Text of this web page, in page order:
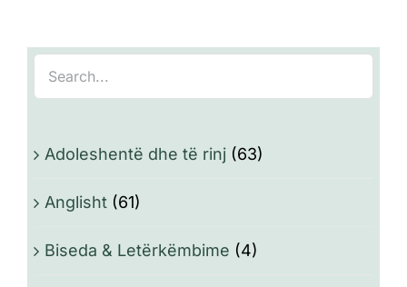
Adoleshentë dhe të rinj (63)
Anglisht (61)
Biseda & Letërkëmbime (4)